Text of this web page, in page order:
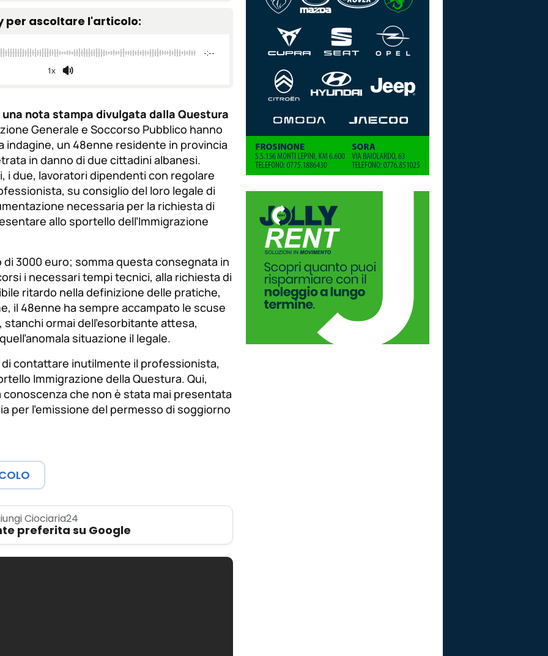
fuente.
de
fuente
tamaño
de
fuente.
per ascoltare l'articolo:
-:--
1x
una nota stampa divulgata dalla Questura
Generale e Soccorso Pubblico hanno
indagine, un 48enne residente in provincia
in danno di due cittadini albanesi.
i due, lavoratori dipendenti con regolare
su consiglio del loro legale di
necessaria per la richiesta di
allo sportello dell’Immigrazione
di 3000 euro; somma questa consegnata in
i necessari tempi tecnici, alla richiesta di
ritardo nella definizione delle pratiche,
il 48enne ha sempre accampato le scuse
ormai dell’esorbitante attesa,
situazione il legale.
contattare inutilmente il professionista,
Immigrazione della Questura. Qui,
che non è stata mai presentata
per l’emissione del permesso di soggiorno
Ciociaria24
preferita su Google